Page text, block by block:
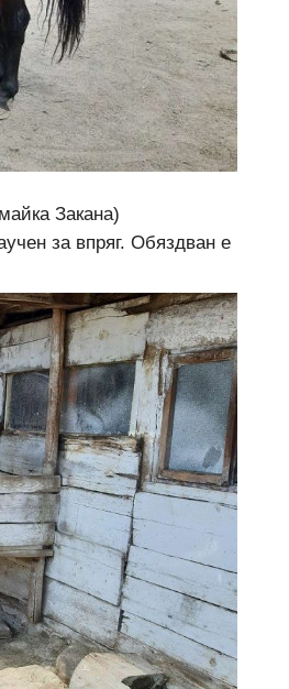
Закана)
за впряг. Обяздван е